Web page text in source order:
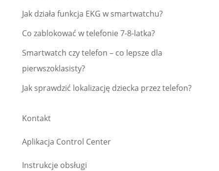
Jak działa funkcja EKG w smartwatchu?
Co zablokować w telefonie 7-8-latka?
Smartwatch czy telefon – co lepsze dla
pierwszoklasisty?
Jak sprawdzić lokalizację dziecka przez telefon?
Kontakt
Aplikacja Control Center
Instrukcje obsługi